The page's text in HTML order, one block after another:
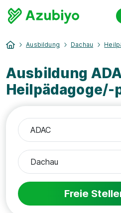
Ausbildung Dachau
Ausbildung
Heilpädagoge/-
Freie